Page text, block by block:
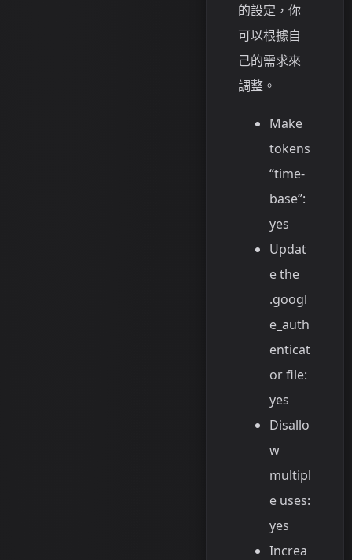
的設定，你
可以根據自
己的需求來
調整。
Make
tokens
“time-
base”:
yes
Updat
e the
.googl
e_auth
enticat
or file:
yes
Disallo
w
multipl
e uses:
yes
Increa